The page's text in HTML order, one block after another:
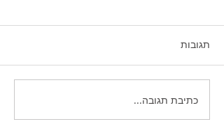
ניתוח סביבה באמצעות מודל
PESTEL: איך להגן על העסק
תגובות
כתיבת תגובה...